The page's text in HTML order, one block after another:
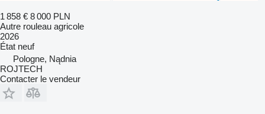
1 858 € 8 000 PLN
Autre rouleau agricole
2026
État neuf
Pologne, Nądnia
ROJTECH
Contacter le vendeur